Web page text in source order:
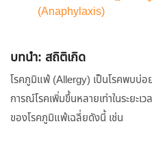
(Anaphylaxis)
บทนำ: สถิติเกิด
โรคภูมิแพ้ (Allergy) เป็นโรคพบบ่อ
การณ์โรคเพิ่มขึ้นหลายเท่าในระยะ
ของโรคภูมิแพ้เฉลี่ยดังนี้ เช่น